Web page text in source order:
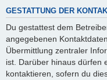
GESTATTUNG DER
Du gestattest dem
angegebenen
Übermittlung zentraler
ist. Darüber hinaus dürfen
kontaktieren, sofern du